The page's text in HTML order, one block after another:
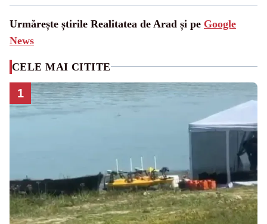
Urmărește știrile Realitatea de Arad și pe Google
News
CELE MAI CITITE
1